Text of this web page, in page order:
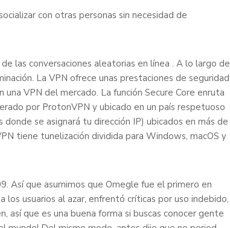
con otras personas sin necesidad de
las conversaciones aleatorias en línea . A lo largo de
La VPN ofrece unas prestaciones de seguridad
VPN del mercado. La función Secure Core enruta
por ProtonVPN y ubicado en un país respetuoso
se asignará tu dirección IP) ubicados en más de
tiene tunelización dividida para Windows, macOS y
Así que asumimos que Omegle fue el primero en
usuarios al azar, enfrentó críticas por uso indebido,
así que es una buena forma si buscas conocer gente